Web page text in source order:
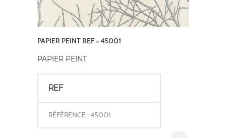
PAPIER PEINT REF = 45001
PAPIER PEINT
REF
RÉFÉRENCE : 45001